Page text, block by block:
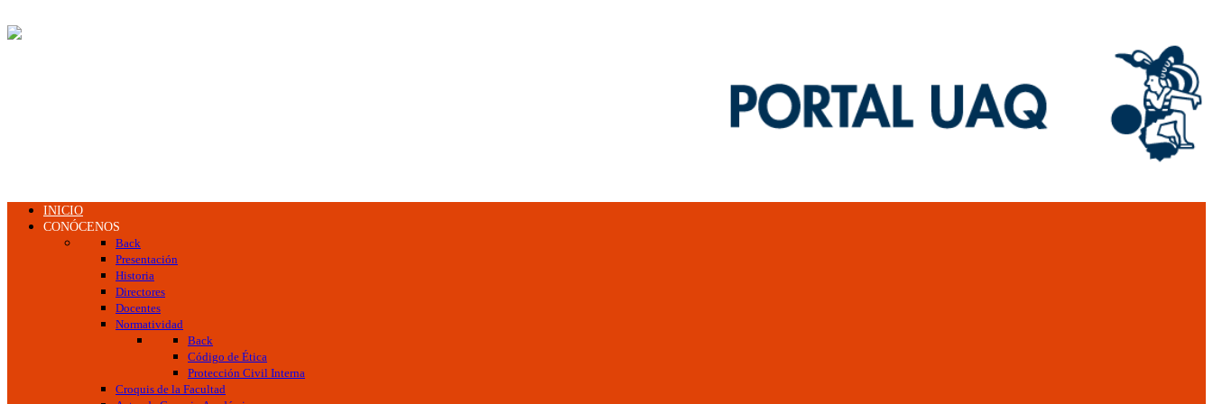
INICIO
CONÓCENOS
Back
Presentación
Historia
Directores
Docentes
Normatividad
Back
Código de Ética
Protección Civil Interna
Croquis de la Facultad